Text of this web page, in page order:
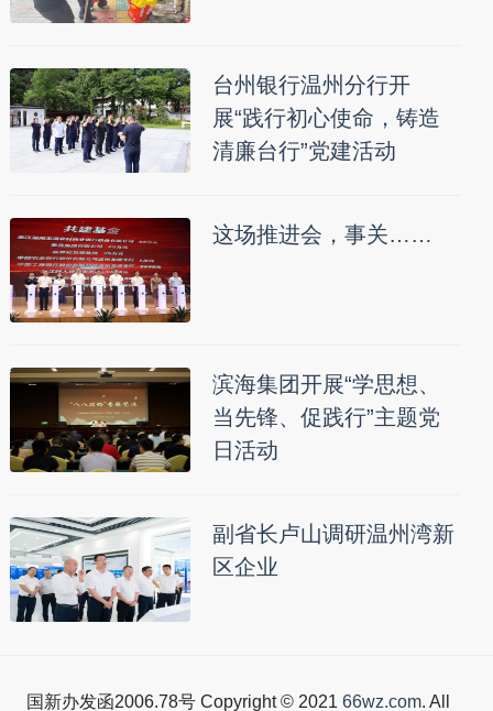
台州银行温州分行开
展“践行初心使命，铸造
清廉台行”党建活动
这场推进会，事关……
滨海集团开展“学思想、
当先锋、促践行”主题党
日活动
副省长卢山调研温州湾新
区企业
国新办发函2006.78号 Copyright © 2021 66wz.com. All